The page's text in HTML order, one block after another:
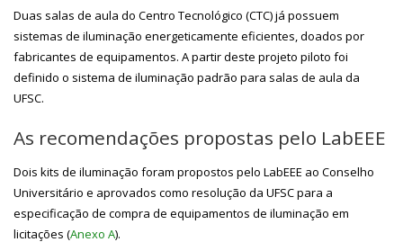
Duas salas de aula do Centro Tecnológico (CTC) já possuem
sistemas de iluminação energeticamente eficientes, doados por
fabricantes de equipamentos. A partir deste projeto piloto foi
definido o sistema de iluminação padrão para salas de aula da
UFSC.
As recomendações propostas pelo LabEEE
Dois kits de iluminação foram propostos pelo LabEEE ao Conselho
Universitário e aprovados como resolução da UFSC para a
especificação de compra de equipamentos de iluminação em
licitações (Anexo A).